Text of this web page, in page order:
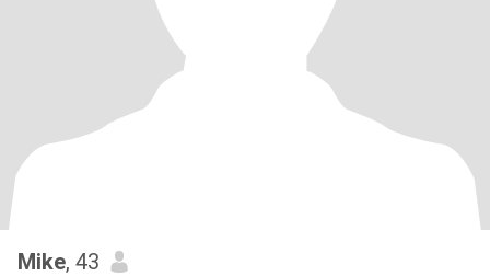
Mike, 43